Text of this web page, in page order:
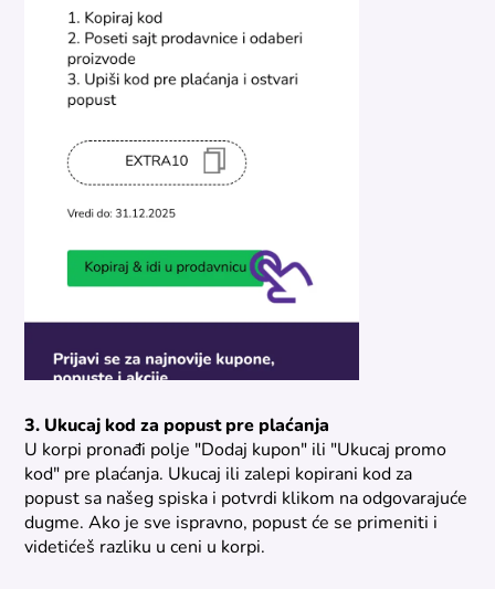
3. Ukucaj kod za popust pre plaćanja
U korpi pronađi polje "Dodaj kupon" ili "Ukucaj promo
kod" pre plaćanja. Ukucaj ili zalepi kopirani kod za
popust sa našeg spiska i potvrdi klikom na odgovarajuće
dugme. Ako je sve ispravno, popust će se primeniti i
videtićeš razliku u ceni u korpi.